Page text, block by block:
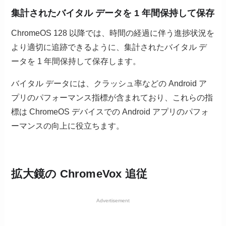
集計されたバイタル データを 1 年間保持して保存
ChromeOS 128 以降では、時間の経過に伴う進捗状況を
より適切に追跡できるように、集計されたバイタル デ
ータを 1 年間保持して保存します。
バイタル データには、クラッシュ率などの Android ア
プリのパフォーマンス指標が含まれており、これらの指
標は ChromeOS デバイスでの Android アプリのパフォ
ーマンスの向上に役立ちます。
拡大鏡の ChromeVox 追従
Advertisement